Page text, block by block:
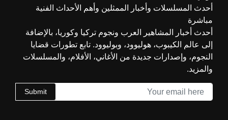
أحدث المسلسلات وأخبار الممثلين وأهم الأحداث الفنية
مباشرة
أحدث أخبار المشاهير العرب ونجوم تركيا وكوريا، بالإضافة
إلى عالم الكيبوب، هوليوود، وبوليوود. تابع تطورات قضايا
النجوم، وإصدارات جديدة من الأغاني، الأفلام، والمسلسلات
والمزيد.
Submit